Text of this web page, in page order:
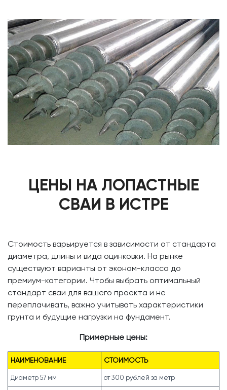
ЦЕНЫ НА ЛОПАСТНЫЕ
СВАИ В ИСТРЕ
Стоимость варьируется в зависимости от стандарта
диаметра, длины и вида оцинковки. На рынке
существуют варианты от эконом-класса до
премиум-категории. Чтобы выбрать оптимальный
стандарт сваи для вашего проекта и не
переплачивать, важно учитывать характеристики
грунта и будущие нагрузки на фундамент.
Примерные цены:
НАИМЕНОВАНИЕ СТОИМОСТЬ
Диаметр 57 мм от 300 рублей за метр